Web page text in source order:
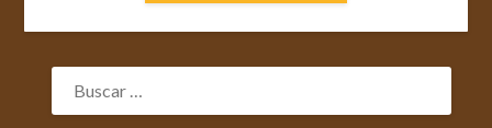
BUSCAR: